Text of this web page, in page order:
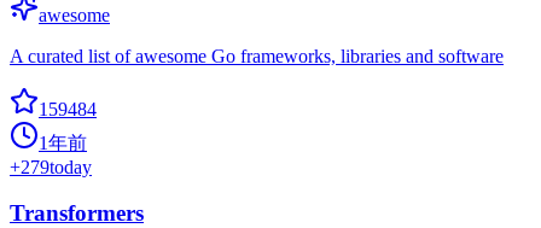
awesome
A curated list of awesome Go frameworks, libraries and software
159484
1年前
+279today
Transformers